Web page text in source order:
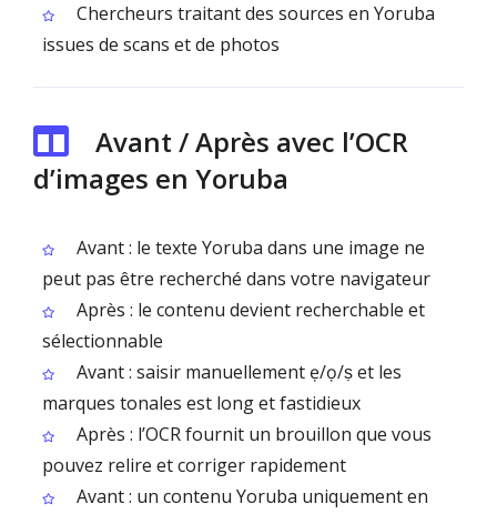
Chercheurs traitant des sources en Yoruba
issues de scans et de photos
Avant / Après avec l’OCR
d’images en Yoruba
Avant : le texte Yoruba dans une image ne
peut pas être recherché dans votre navigateur
Après : le contenu devient recherchable et
sélectionnable
Avant : saisir manuellement ẹ/ọ/ṣ et les
marques tonales est long et fastidieux
Après : l’OCR fournit un brouillon que vous
pouvez relire et corriger rapidement
Avant : un contenu Yoruba uniquement en